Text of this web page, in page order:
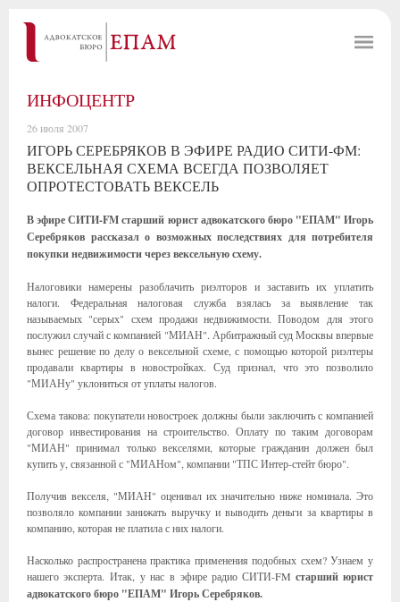
ИНФОЦЕНТР
26 июля 2007
ИГОРЬ СЕРЕБРЯКОВ В ЭФИРЕ РАДИО СИТИ-ФМ:
ВЕКСЕЛЬНАЯ СХЕМА ВСЕГДА ПОЗВОЛЯЕТ
ОПРОТЕСТОВАТЬ ВЕКСЕЛЬ
В эфире СИТИ-FM старший юрист адвокатского бюро "ЕПАМ" Игорь
Серебряков рассказал о возможных последствиях для потребителя
покупки недвижимости через вексельную схему.
Налоговики намерены разоблачить риэлторов и заставить их уплатить
налоги. Федеральная налоговая служба взялась за выявление так
называемых "серых" схем продажи недвижимости. Поводом для этого
послужил случай с компанией "МИАН". Арбитражный суд Москвы впервые
вынес решение по делу о вексельной схеме, с помощью которой риэлтеры
продавали квартиры в новостройках. Суд признал, что это позволило
"МИАНу" уклониться от уплаты налогов.
Схема такова: покупатели новостроек должны были заключить с компанией
договор инвестирования на строительство. Оплату по таким договорам
"МИАН" принимал только векселями, которые гражданин должен был
купить у, связанной с "МИАНом", компании "ТПС Интер-стейт бюро".
Получив векселя, "МИАН" оценивал их значительно ниже номинала. Это
позволяло компании занижать выручку и выводить деньги за квартиры в
компанию, которая не платила с них налоги.
Насколько распространена практика применения подобных схем? Узнаем у
нашего эксперта. Итак, у нас в эфире радио СИТИ-FM старший юрист
адвокатского бюро "ЕПАМ" Игорь Серебряков.